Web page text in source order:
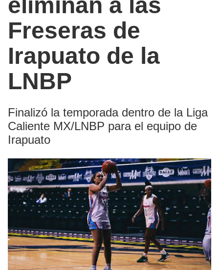
Freseras de
Irapuato de la
LNBP
Finalizó la temporada dentro de la Liga
Caliente MX/LNBP para el equipo de
Irapuato